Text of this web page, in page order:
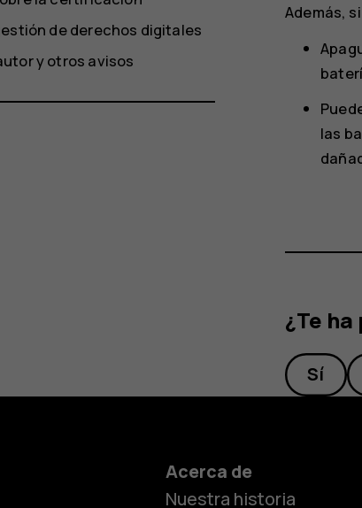
Además,
las
¿Te
Sí
de derechos digitales
y otros avisos
Acerca de
Nuestra historia